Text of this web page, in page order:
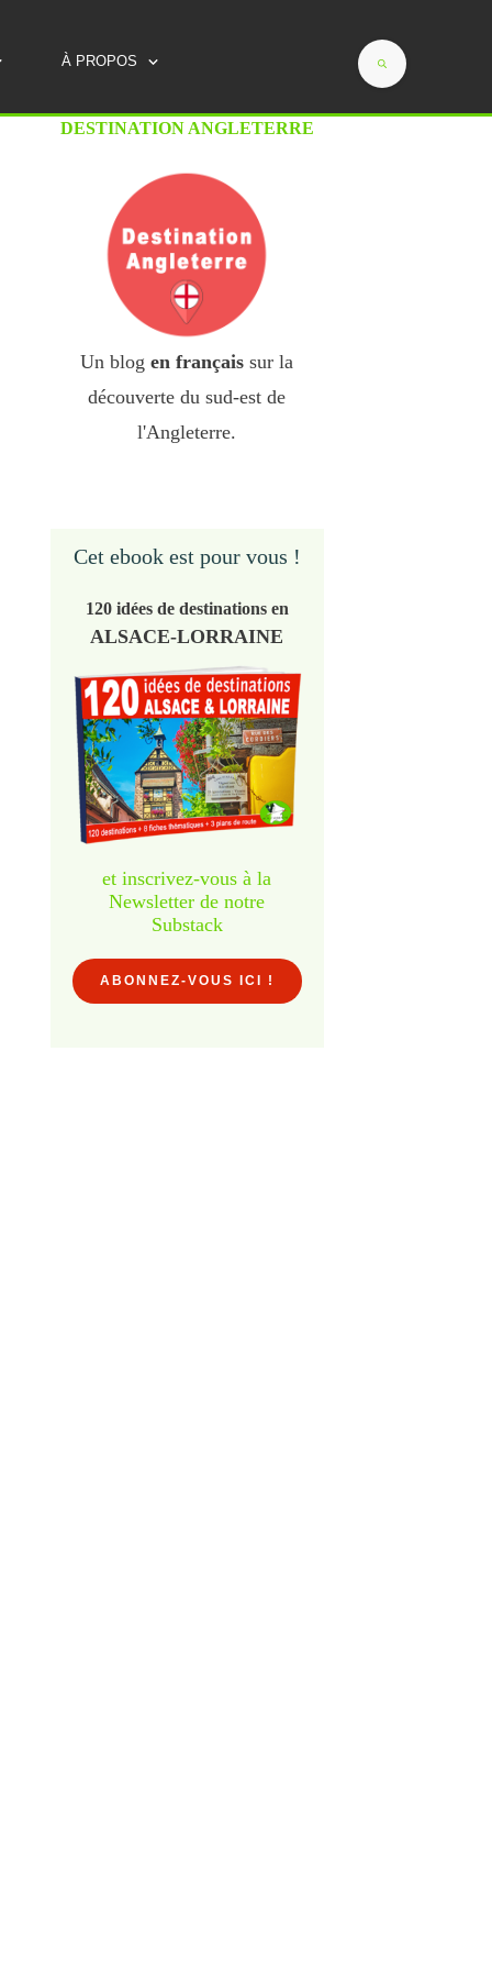
À PROPOS
DESTINATION ANGLETERRE
Un blogen français sur la
découverte du sud-est de
l'Angleterre.
Cet ebook est pour vous !
120 idées de destinations en
ALSACE-LORRAINE
et inscrivez-vous à la
Newsletter de notre
Substack
ABONNEZ-VOUS ICI !